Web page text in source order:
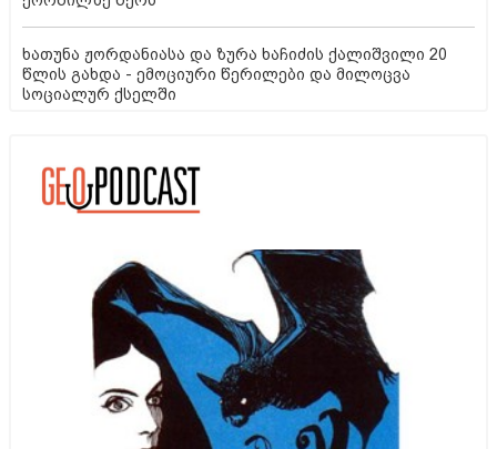
ხათუნა ჟორდანიასა და ზურა ხაჩიძის ქალიშვილი 20
წლის გახდა - ემოციური წერილები და მილოცვა
სოციალურ ქსელში